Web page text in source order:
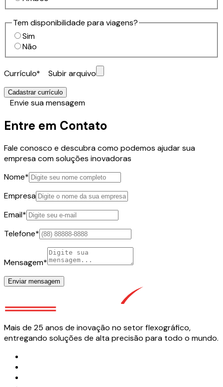
Tem disponibilidade para viagens?
Sim
Não
Currículo* Subir arquivo
Cadastrar currículo
Envie sua mensagem
Entre em Contato
Fale conosco e descubra como podemos ajudar sua
empresa com soluções inovadoras
Nome*
Empresa
Email*
Telefone*
Mensagem*
Enviar mensagem
Mais de 25 anos de inovação no setor flexográfico,
entregando soluções de alta precisão para todo o mundo.